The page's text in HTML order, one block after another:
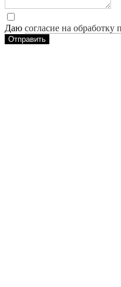
Даю согласие на
Отправить